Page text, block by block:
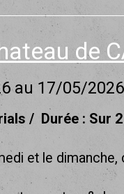
de
au 17/05/2026
Durée : Sur
et le